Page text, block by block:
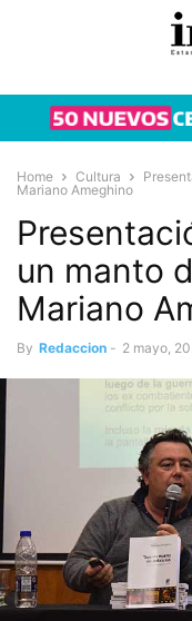
Home Cultura
Mariano Ameghino
un manto
Mariano
By Redaccion - 2 mayo,